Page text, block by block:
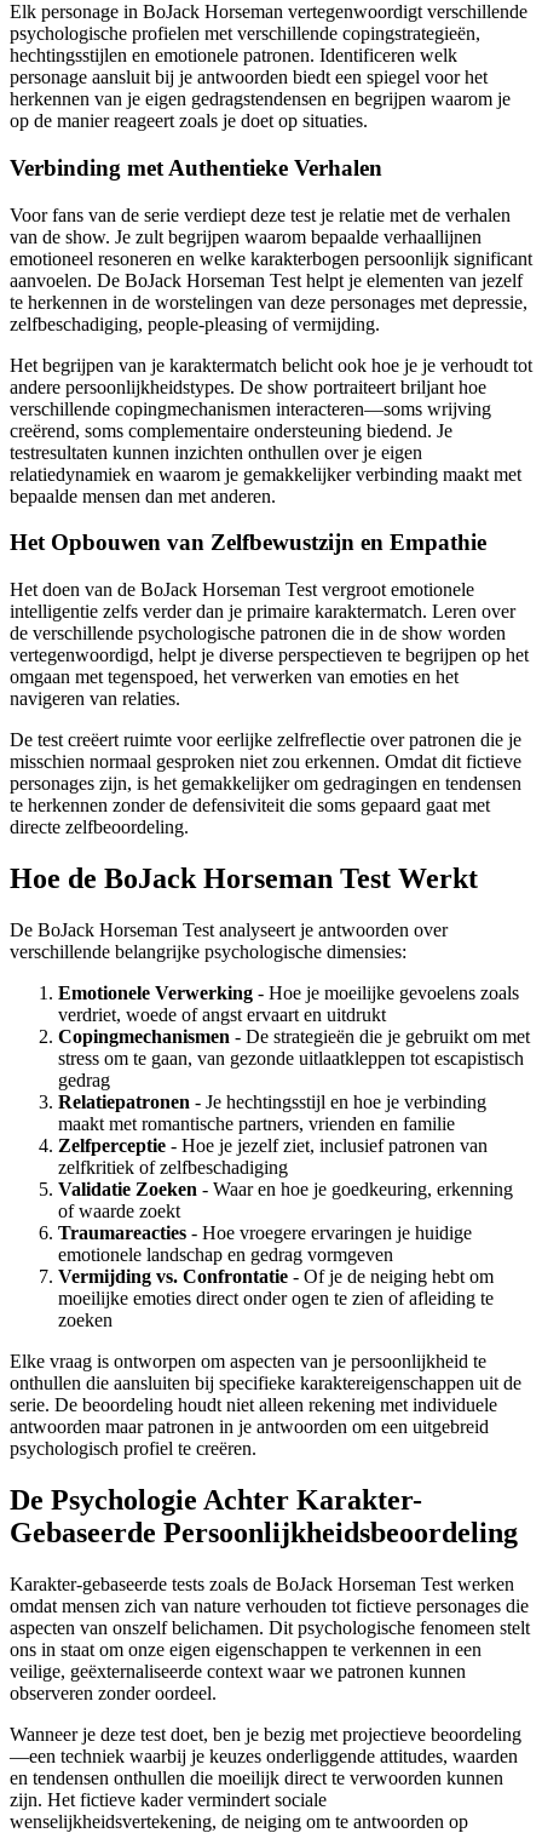
Elk personage in BoJack Horseman vertegenwoordigt verschillende
psychologische profielen met verschillende copingstrategieën,
hechtingsstijlen en emotionele patronen. Identificeren welk
personage aansluit bij je antwoorden biedt een spiegel voor het
herkennen van je eigen gedragstendensen en begrijpen waarom je
op de manier reageert zoals je doet op situaties.
Verbinding met Authentieke Verhalen
Voor fans van de serie verdiept deze test je relatie met de verhalen
van de show. Je zult begrijpen waarom bepaalde verhaallijnen
emotioneel resoneren en welke karakterbogen persoonlijk significant
aanvoelen. De BoJack Horseman Test helpt je elementen van jezelf
te herkennen in de worstelingen van deze personages met depressie,
zelfbeschadiging, people-pleasing of vermijding.
Het begrijpen van je karaktermatch belicht ook hoe je je verhoudt tot
andere persoonlijkheidstypes. De show portraiteert briljant hoe
verschillende copingmechanismen interacteren—soms wrijving
creërend, soms complementaire ondersteuning biedend. Je
testresultaten kunnen inzichten onthullen over je eigen
relatiedynamiek en waarom je gemakkelijker verbinding maakt met
bepaalde mensen dan met anderen.
Het Opbouwen van Zelfbewustzijn en Empathie
Het doen van de BoJack Horseman Test vergroot emotionele
intelligentie zelfs verder dan je primaire karaktermatch. Leren over
de verschillende psychologische patronen die in de show worden
vertegenwoordigd, helpt je diverse perspectieven te begrijpen op het
omgaan met tegenspoed, het verwerken van emoties en het
navigeren van relaties.
De test creëert ruimte voor eerlijke zelfreflectie over patronen die je
misschien normaal gesproken niet zou erkennen. Omdat dit fictieve
personages zijn, is het gemakkelijker om gedragingen en tendensen
te herkennen zonder de defensiviteit die soms gepaard gaat met
directe zelfbeoordeling.
Hoe de BoJack Horseman Test Werkt
De BoJack Horseman Test analyseert je antwoorden over
verschillende belangrijke psychologische dimensies:
Emotionele Verwerking - Hoe je moeilijke gevoelens zoals
verdriet, woede of angst ervaart en uitdrukt
Copingmechanismen - De strategieën die je gebruikt om met
stress om te gaan, van gezonde uitlaatkleppen tot escapistisch
gedrag
Relatiepatronen - Je hechtingsstijl en hoe je verbinding
maakt met romantische partners, vrienden en familie
Zelfperceptie - Hoe je jezelf ziet, inclusief patronen van
zelfkritiek of zelfbeschadiging
Validatie Zoeken - Waar en hoe je goedkeuring, erkenning
of waarde zoekt
Traumareacties - Hoe vroegere ervaringen je huidige
emotionele landschap en gedrag vormgeven
Vermijding vs. Confrontatie - Of je de neiging hebt om
moeilijke emoties direct onder ogen te zien of afleiding te
zoeken
Elke vraag is ontworpen om aspecten van je persoonlijkheid te
onthullen die aansluiten bij specifieke karaktereigenschappen uit de
serie. De beoordeling houdt niet alleen rekening met individuele
antwoorden maar patronen in je antwoorden om een uitgebreid
psychologisch profiel te creëren.
De Psychologie Achter Karakter-
Gebaseerde Persoonlijkheidsbeoordeling
Karakter-gebaseerde tests zoals de BoJack Horseman Test werken
omdat mensen zich van nature verhouden tot fictieve personages die
aspecten van onszelf belichamen. Dit psychologische fenomeen stelt
ons in staat om onze eigen eigenschappen te verkennen in een
veilige, geëxternaliseerde context waar we patronen kunnen
observeren zonder oordeel.
Wanneer je deze test doet, ben je bezig met projectieve beoordeling
—een techniek waarbij je keuzes onderliggende attitudes, waarden
en tendensen onthullen die moeilijk direct te verwoorden kunnen
zijn. Het fictieve kader vermindert sociale
wenselijkheidsvertekening, de neiging om te antwoorden op